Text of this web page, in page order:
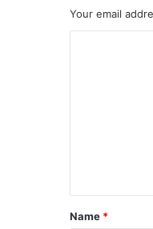
नी
Your email
*
Name *